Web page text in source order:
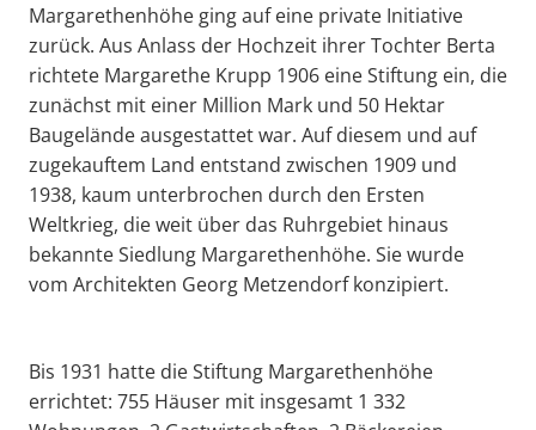
Margarethenhöhe ging auf eine private Initiative
zurück. Aus Anlass der Hochzeit ihrer Tochter Berta
richtete Margarethe Krupp 1906 eine Stiftung ein, die
zunächst mit einer Million Mark und 50 Hektar
Baugelände ausgestattet war. Auf diesem und auf
zugekauftem Land entstand zwischen 1909 und
1938, kaum unterbrochen durch den Ersten
Weltkrieg, die weit über das Ruhrgebiet hinaus
bekannte Siedlung Margarethenhöhe. Sie wurde
vom Architekten Georg Metzendorf konzipiert.
Bis 1931 hatte die Stiftung Margarethenhöhe
errichtet: 755 Häuser mit insgesamt 1 332